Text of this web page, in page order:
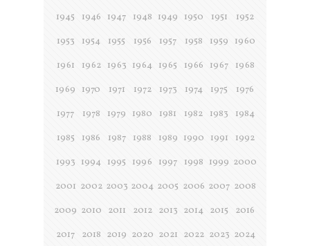
1945
1946 1947 1948 1949 1950 1951
1952
1953
1954 1955 1956 1957 1958 1959
1960
1961
1962 1963 1964 1965 1966 1967
1968
1969
1970 1971 1972 1973 1974 1975
1976
1977
1978 1979 1980 1981 1982 1983
1984
1985
1986 1987 1988 1989 1990 1991
1992
1993 1994 1995 1996 1997 1998 1999 2000
2001 2002 2003 2004 2005 2006 2007 2008
2009 2010 2011 2012 2013 2014 2015
2016
2017
2018 2019 2020 2021 2022 2023 2024